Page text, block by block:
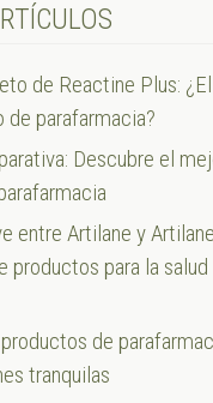
de Reactine Plus:
parafarmacia?
Descubre el
entre Artilane y
productos para la
de
tranquilas